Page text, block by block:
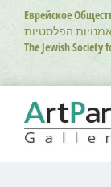
Перейти
основному
содержанию
Еврейское
הפלסטיות
The Jewish